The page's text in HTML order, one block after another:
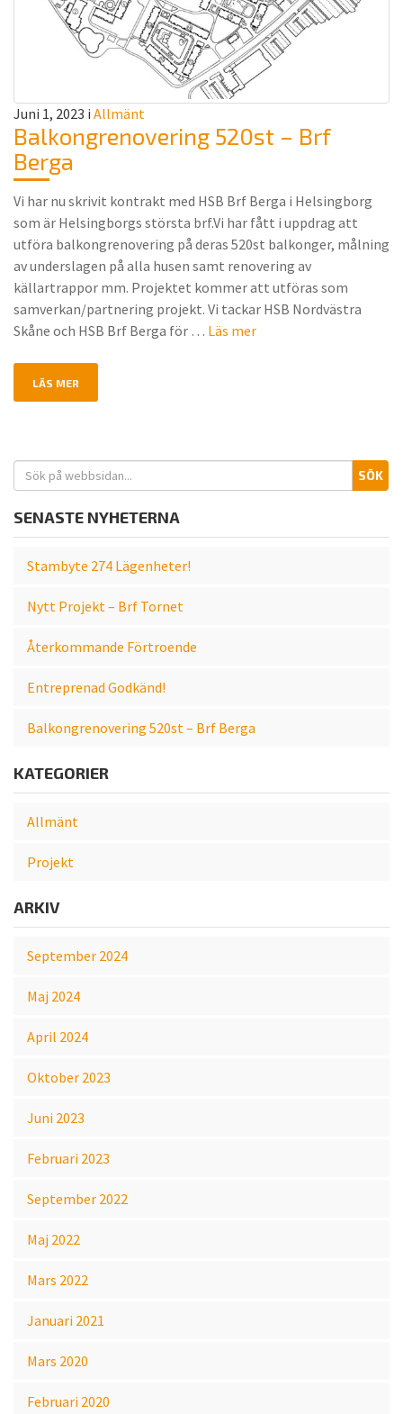
Juni 1, 2023 i Allmänt
Balkongrenovering 520st – Brf
Berga
Vi har nu skrivit kontrakt med HSB Brf Berga i Helsingborg
som är Helsingborgs största brf.Vi har fått i uppdrag att
utföra balkongrenovering på deras 520st balkonger, målning
av underslagen på alla husen samt renovering av
källartrappor mm. Projektet kommer att utföras som
samverkan/partnering projekt. Vi tackar HSB Nordvästra
Skåne och HSB Brf Berga för … Läs mer
LÄS MER
e
a
r
SÖK
SENASTE NYHETERNA
Stambyte 274 Lägenheter!
Nytt Projekt – Brf Tornet
Återkommande Förtroende
Entreprenad Godkänd!
Balkongrenovering 520st – Brf Berga
KATEGORIER
Allmänt
Projekt
ARKIV
September 2024
Maj 2024
April 2024
Oktober 2023
Juni 2023
Februari 2023
September 2022
Maj 2022
Mars 2022
Januari 2021
Mars 2020
Februari 2020